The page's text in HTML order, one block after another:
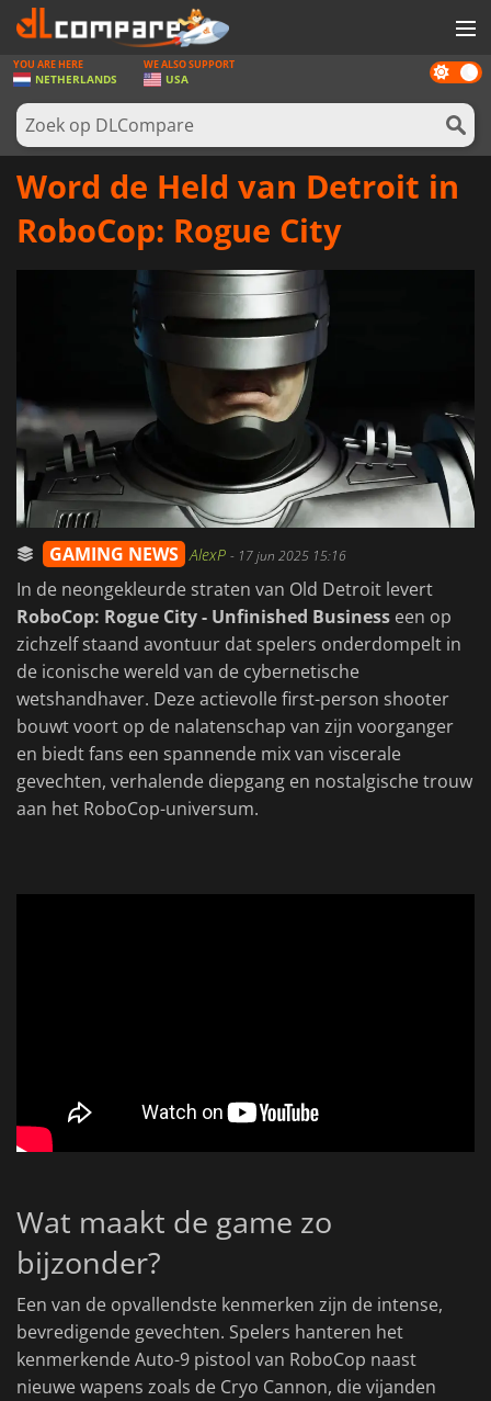
SPELLEN
GAME CARDS
SOFTWARE
LOG IN OF REGISTREER
Dark
mode
YOU ARE HERE
NETHERLANDS
WE ALSO SUPPORT
USA
Word de Held van Detroit in
RoboCop: Rogue City
GAMING NEWS AlexP - 17 jun 2025 15:16
In de neongekleurde straten van Old Detroit levert
RoboCop: Rogue City - Unfinished Business een op
zichzelf staand avontuur dat spelers onderdompelt in
de iconische wereld van de cybernetische
wetshandhaver. Deze actievolle first-person shooter
bouwt voort op de nalatenschap van zijn voorganger
en biedt fans een spannende mix van viscerale
gevechten, verhalende diepgang en nostalgische trouw
aan het RoboCop-universum.
Wat maakt de game zo
bijzonder?
Een van de opvallendste kenmerken zijn de intense,
bevredigende gevechten. Spelers hanteren het
kenmerkende Auto-9 pistool van RoboCop naast
nieuwe wapens zoals de Cryo Cannon, die vijanden